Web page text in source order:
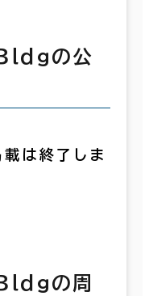
ｌｄｇの公
は終了しま
ｌｄｇの周